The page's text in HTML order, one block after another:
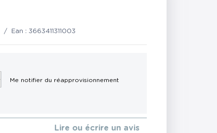
/ Ean :3663411311003
Lire ou écrire un avis